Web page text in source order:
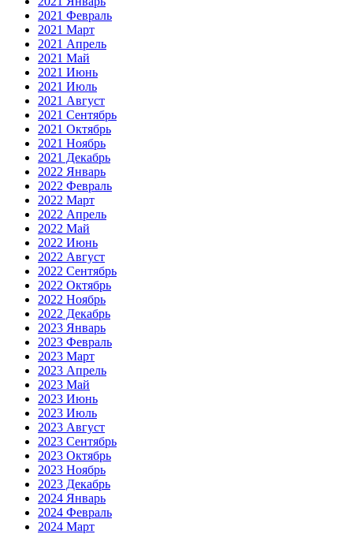
2021 Февраль
2021 Март
2021 Апрель
2021 Май
2021 Июнь
2021 Июль
2021 Август
2021 Сентябрь
2021 Октябрь
2021 Ноябрь
2021 Декабрь
2022 Январь
2022 Февраль
2022 Март
2022 Апрель
2022 Май
2022 Июнь
2022 Август
2022 Сентябрь
2022 Октябрь
2022 Ноябрь
2022 Декабрь
2023 Январь
2023 Февраль
2023 Март
2023 Апрель
2023 Май
2023 Июнь
2023 Июль
2023 Август
2023 Сентябрь
2023 Октябрь
2023 Ноябрь
2023 Декабрь
2024 Январь
2024 Февраль
2024 Март